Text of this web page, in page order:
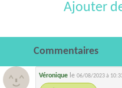
Ajouter
Commentaires
Véronique le 06/08/2023 à